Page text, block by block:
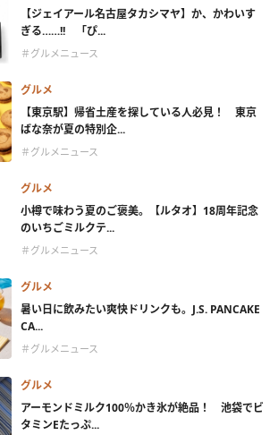
【ジェイアール名古屋タカシマヤ】か、かわいす
ぎる……!! 「ぴ...
＃グルメニュース
グルメ
【東京駅】帰省土産を探している人必見！ 東京
ばな奈が夏の特別企...
＃グルメニュース
グルメ
小樽で味わう夏のご褒美。【ルタオ】18周年記念
のいちごミルクテ...
＃グルメニュース
グルメ
暑い日に飲みたい爽快ドリンクも。J.S. PANCAKE
CA...
＃グルメニュース
グルメ
アーモンドミルク100％かき氷が絶品！ 池袋でビ
タミンEたっぷ...